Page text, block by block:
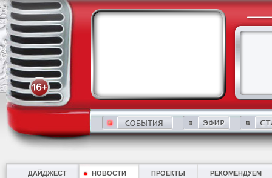
ДАЙДЖЕСТ НОВОСТИ ПРОЕКТЫ РЕКОМЕНДУЕМ